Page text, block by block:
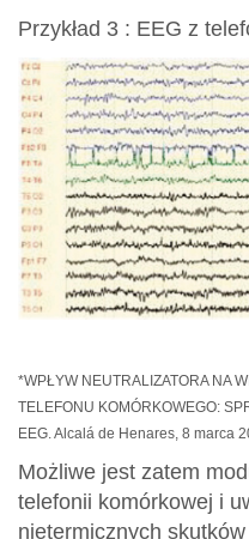
Przykład 3 : EEG z
*WPŁYW NEUTRALIZATORA NA
TELEFONU KOMÓRKOWEGO:
EEG. Alcalá de Henares, 8 marca
Możliwe jest zatem
telefonii komórkowej i
nietermicznych